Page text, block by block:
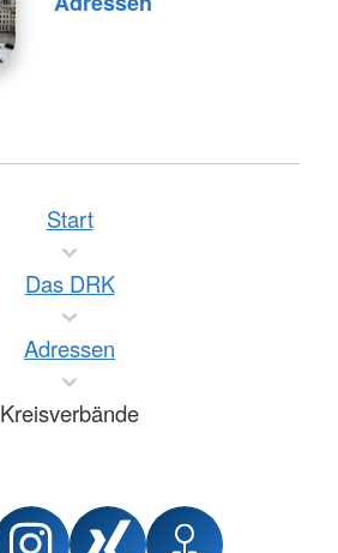
Start
Das DRK
Adressen
Kreisverbände